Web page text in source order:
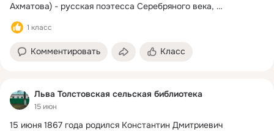
Ахматова) - русская поэтесса Серебряного века,
переводчица и литературовед, одна из наиболее значимых
фигур русской литературы XX века.
1 класс
Комментировать Класс
Льва Толстовская сельская библиотека
15 июн
15 июня 1867 года родился Константин Дмитриевич